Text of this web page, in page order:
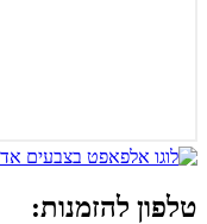
טלפון להזמנות: